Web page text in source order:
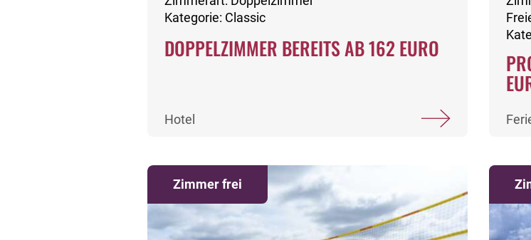
Kategorie: Classic
DOPPELZIMMER BEREITS AB 162 EURO
Hotel
Zimmer frei